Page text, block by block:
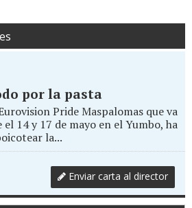
por la pasta
Pride Maspalomas que va
14 y 17 de mayo en el Yumbo, ha
la...
Enviar carta al director